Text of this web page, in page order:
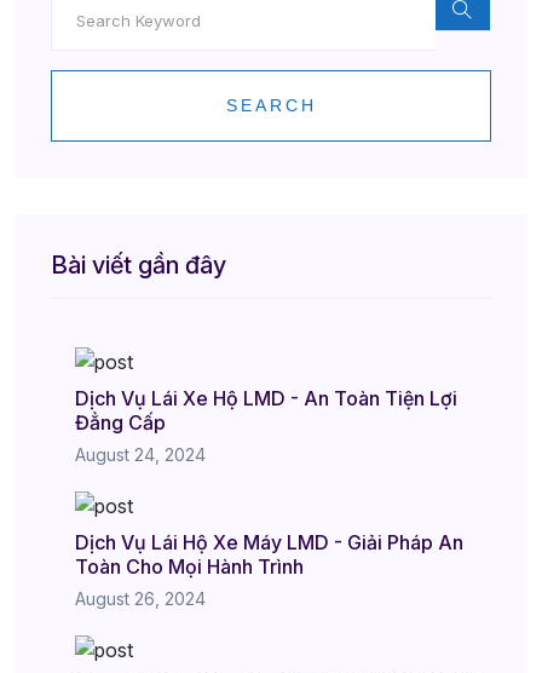
SEARCH
Bài viết gần đây
Dịch Vụ Lái Xe Hộ LMD - An Toàn Tiện Lợi
Đẳng Cấp
August 24, 2024
Dịch Vụ Lái Hộ Xe Máy LMD - Giải Pháp An
Toàn Cho Mọi Hành Trình
August 26, 2024